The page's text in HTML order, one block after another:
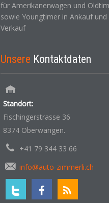
für Amerikanerwagen und
sowie Youngtimer in Ankauf und
Verkauf
Unsere Kontaktdaten
Standort:
Fischingerstrasse 36
8374 Oberwangen.
+41 79 344 33 66
info@auto-zimmerli.ch